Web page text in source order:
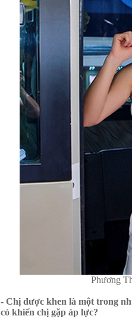
Phương
- Chị được khen là một trong
có khiến chị gặp áp lực?